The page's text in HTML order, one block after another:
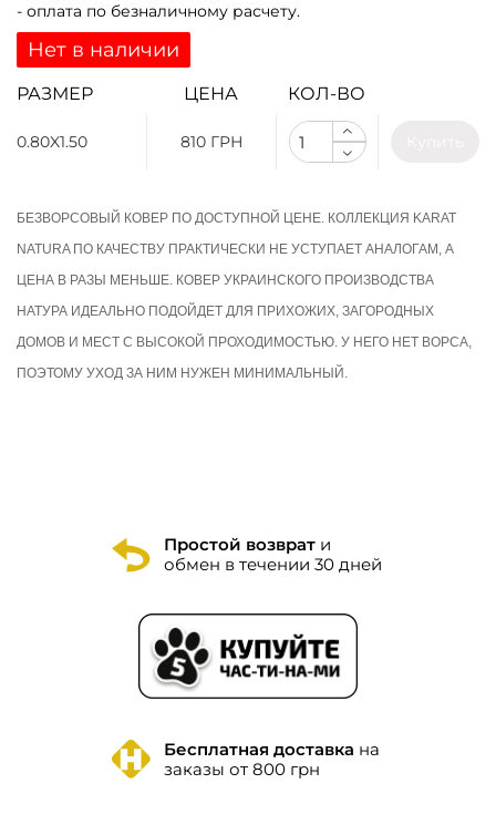
- оплата по безналичному расчету.
Нет в наличии
РАЗМЕР ЦЕНА КОЛ-ВО
0.80X1.50 810 ГРН
БЕЗВОРСОВЫЙ КОВЕР ПО ДОСТУПНОЙ ЦЕНЕ. КОЛЛЕКЦИЯ KARAT
NATURA ПО КАЧЕСТВУ ПРАКТИЧЕСКИ НЕ УСТУПАЕТ АНАЛОГАМ, А
ЦЕНА В РАЗЫ МЕНЬШЕ. КОВЕР УКРАИНСКОГО ПРОИЗВОДСТВА
НАТУРА ИДЕАЛЬНО ПОДОЙДЕТ ДЛЯ ПРИХОЖИХ, ЗАГОРОДНЫХ
ДОМОВ И МЕСТ С ВЫСОКОЙ ПРОХОДИМОСТЬЮ. У НЕГО НЕТ ВОРСА,
ПОЭТОМУ УХОД ЗА НИМ НУЖЕН МИНИМАЛЬНЫЙ.
Простой возврати
обмен в течении 30 дней
Бесплатная доставка на
заказы от 800 грн